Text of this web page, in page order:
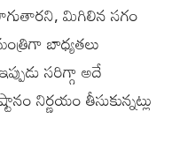
మిగిలిన సగం
బాధ్యతలు
సరిగ్గా అదే
నిర్ణయం తీసుకున్నట్లు